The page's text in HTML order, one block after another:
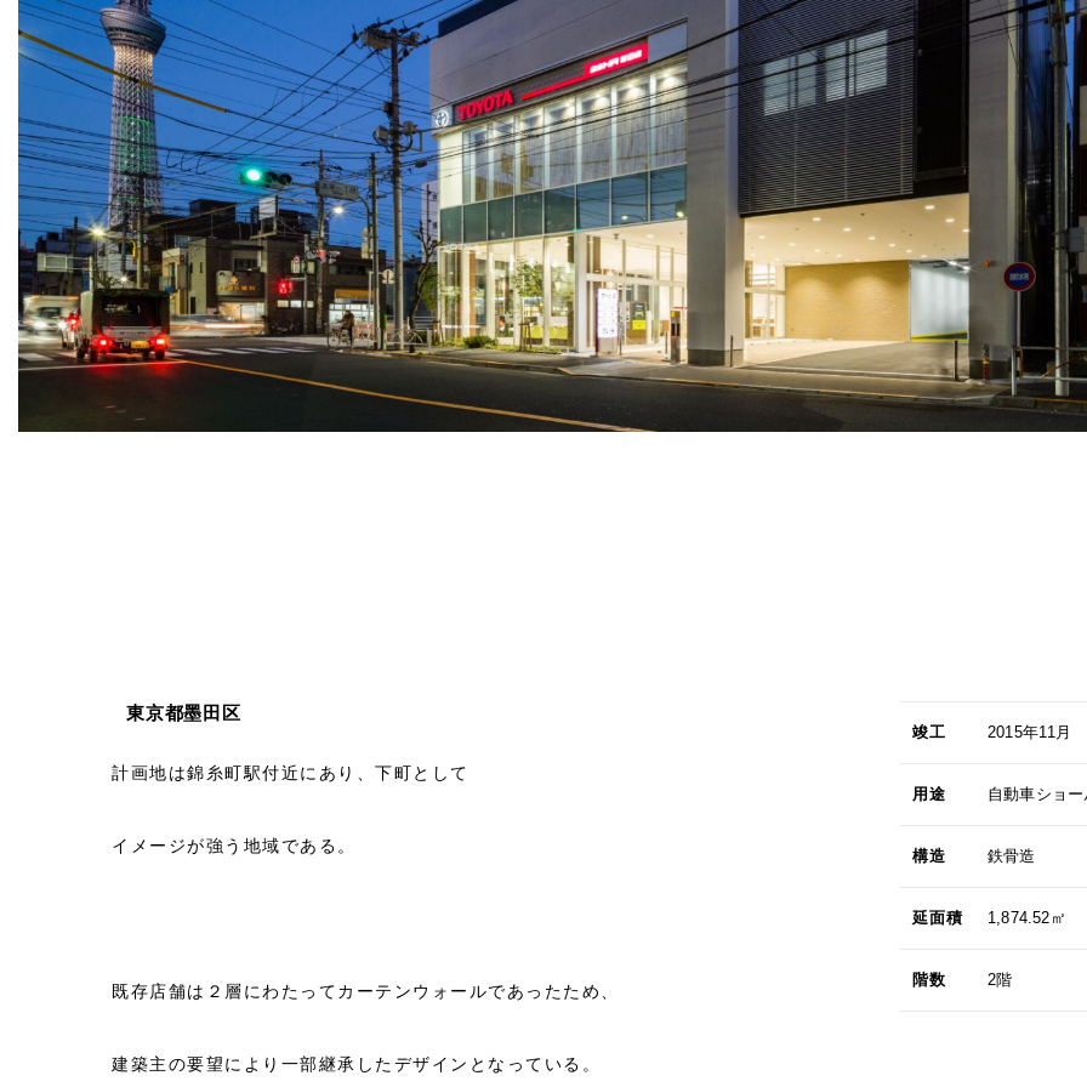
東京都墨田区
計画地は錦糸町駅付近にあり、下町として
イメージが強う地域である。
既存店舗は２層にわたってカーテンウォールであったため、
建築主の要望により一部継承したデザインとなっている。
竣工 2015年11月
用途 自動車ショ
構造 鉄骨造
延面積 1,874.52㎡
階数 2階